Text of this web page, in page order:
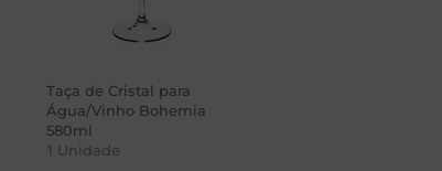
Taça de Cristal para
Água/Vinho Bohemia
580ml
1 Unidade